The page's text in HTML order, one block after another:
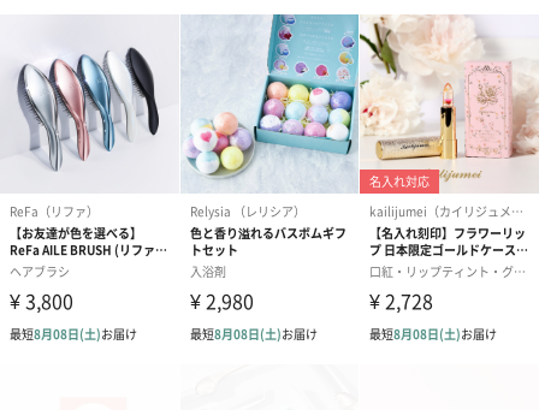
プリザーブドフラワー
ブーケ（ピンク）
（2,580円）
プリザーブドフラワー
ブーケ（ブルー）
（2,580円）
アミュレット
ク）（1,500円
ぬいぐるみ
愛らしいぬいぐるみを同梱してお届けします。